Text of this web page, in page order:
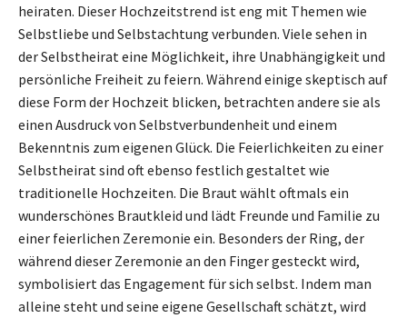
heiraten. Dieser Hochzeitstrend ist eng mit Themen wie
Selbstliebe und Selbstachtung verbunden. Viele sehen in
der Selbstheirat eine Möglichkeit, ihre Unabhängigkeit und
persönliche Freiheit zu feiern. Während einige skeptisch auf
diese Form der Hochzeit blicken, betrachten andere sie als
einen Ausdruck von Selbstverbundenheit und einem
Bekenntnis zum eigenen Glück. Die Feierlichkeiten zu einer
Selbstheirat sind oft ebenso festlich gestaltet wie
traditionelle Hochzeiten. Die Braut wählt oftmals ein
wunderschönes Brautkleid und lädt Freunde und Familie zu
einer feierlichen Zeremonie ein. Besonders der Ring, der
während dieser Zeremonie an den Finger gesteckt wird,
symbolisiert das Engagement für sich selbst. Indem man
alleine steht und seine eigene Gesellschaft schätzt, wird